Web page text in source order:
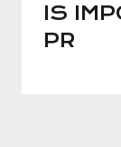
IS
PR